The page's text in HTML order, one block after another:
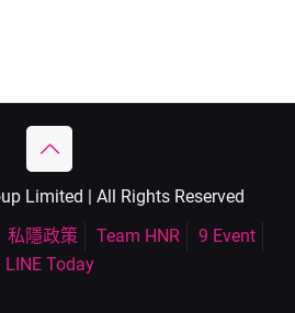
Limited | All Rights Reserved
私隱政策 Team HNR
9 Event
LINE Today